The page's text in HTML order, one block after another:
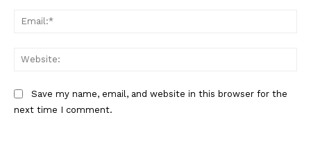
Save my name, email, and website in this browser for the
next time I comment.